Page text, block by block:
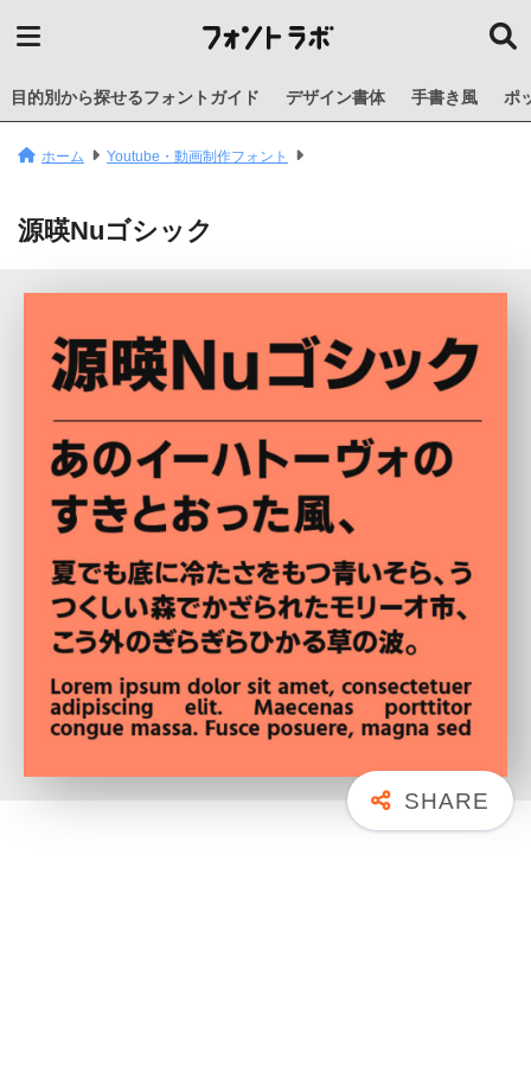
目的別から探せるフォントガイド デザイン書体 手書き風 ポ
ホーム Youtube・動画制作フォント
源暎Nuゴシック